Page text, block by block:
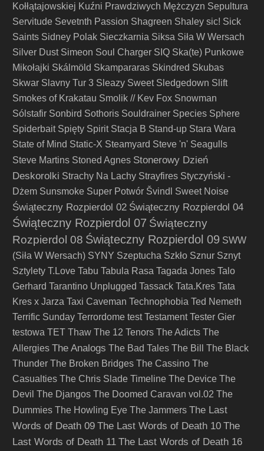
Kołłątajowskiej Kuźni Prawdziwych Mężczyzn Sepultura
Servitude Sevetnth Passion Shagreen Shaley sic! Sick
Saints Sidney Polak Sieczkarnia Siksa Siła W Wersach
Silver Dust Simeon Soul Charger SIQ Ska(te) Punkowe
Mikołajki Skálmöld Skampararas Skindred Skubas
Skwar Slavny Tur 3 Sleazy Sweet Sledgedown Slift
Smokes of Krakatau Smolik // Kev Fox Snowman
Sólstafir Sonbird Sothoris Souldrainer Species Sphere
Spiderbait Spięty Spirit Stacja B Stand-up Stara Wara
State of Mind Static-X Steamyard Steve 'n' Seagulls
Steve Martins Stoned Agnes Stonerowy Dzień
Deskorolki Strachy Na Lachy Strayfires Styczyński -
Dżem Sunsmoke Super Potwór Švindl Sweet Noise
Świąteczny Rozpierdol 02 Świąteczny Rozpierdol 04
Świąteczny Rozpierdol 07 Świąteczny
Rozpierdol 08 Świąteczny Rozpierdol 09 SWW
(Siła W Wersach) SYNY Szeptucha Szkło Sznur Sznyt
Sztylety T.Love Tabu Tabula Rasa Tagada Jones Talo
Gerhard Tarantino Unplugged Tassack Tata.Kres Tata
Kres x Jarza Taxi Caveman Technophobia Ted Nemeth
Terrific Sunday Terrordome test Testament Tester Gier
testowa TET Thaw The 12 Tenors The Adicts The
Allergies The Analogs The Bad Tales The Bill
The Black
Thunder The Broken Bridges The Cassino The
Casualties The Chris Slade Timeline The Device The
Devil The Djangos The Doomed Caravan vol.02 The
Dummies The Howling Eye The Jammers The Last
Words of Death 09 The Last Words of Death 10 The
Last Words of Death 11 The Last Words of Death 16